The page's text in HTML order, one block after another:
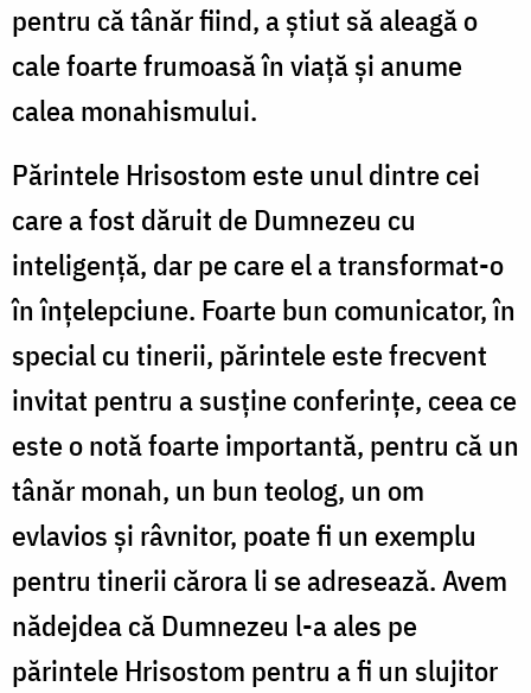
pentru că tânăr fiind, a știut să aleagă o
cale foarte frumoasă în viață și anume
calea monahismului.
Părintele Hrisostom este unul dintre cei
care a fost dăruit de Dumnezeu cu
inteligență, dar pe care el a transformat-o
în înțelepciune. Foarte bun comunicator, în
special cu tinerii, părintele este frecvent
invitat pentru a susține conferințe, ceea ce
este o notă foarte importantă, pentru că un
tânăr monah, un bun teolog, un om
evlavios și râvnitor, poate fi un exemplu
pentru tinerii cărora li se adresează. Avem
nădejdea că Dumnezeu l-a ales pe
părintele Hrisostom pentru a fi un slujitor